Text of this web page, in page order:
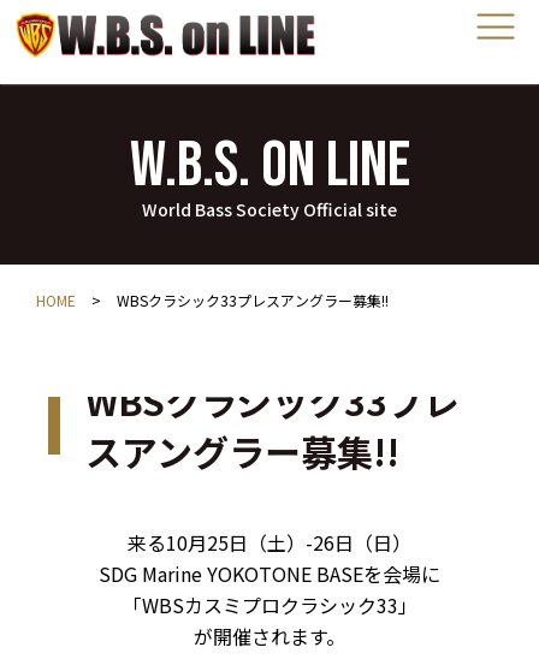
W.B.S. on LINE
World Bass Society Official site
HOME > WBSクラシック33プレスアングラー募集!!
WBSクラシック33プレ
スアングラー募集!!
来る10月25日（土）-26日（日）
SDG Marine YOKOTONE BASEを会場に
「WBSカスミプロクラシック33」
が開催されます。